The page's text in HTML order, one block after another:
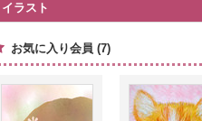
イラスト
お気に入り会員 (7)